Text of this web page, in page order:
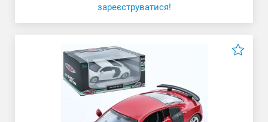
зареєструватися!